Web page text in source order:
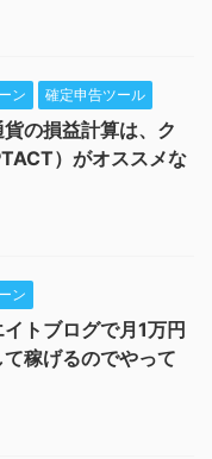
ン 確定申告ツール
貨の損益計算は、ク
）がオススメな
ン
トブログで月1万円
稼げるのでやって